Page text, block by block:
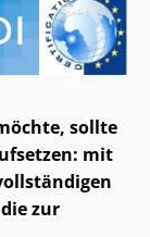
sollte
mit
zur